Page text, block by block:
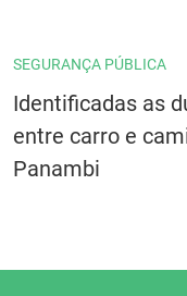
SEGURANÇA PÚBLICA
Identificadas as
entre carro e
Panambi